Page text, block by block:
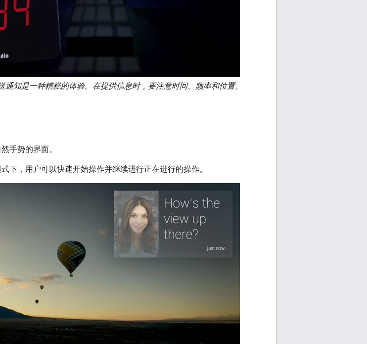
通知是一种糟糕的体验。在提供信息时，要注意时间、频率和位置。
手势的界面。
下，用户可以快速开始操作并继续进行正在进行的操作。